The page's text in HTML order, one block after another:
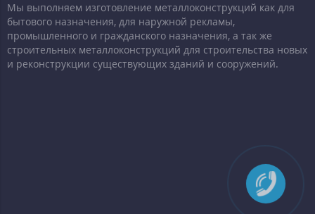
Мы выполняем изготовление металлоконструкций как для
бытового назначения, для наружной рекламы,
промышленного и гражданского назначения, а так же
строительных металлоконструкций для строительства новых
и реконструкции существующих зданий и сооружений.